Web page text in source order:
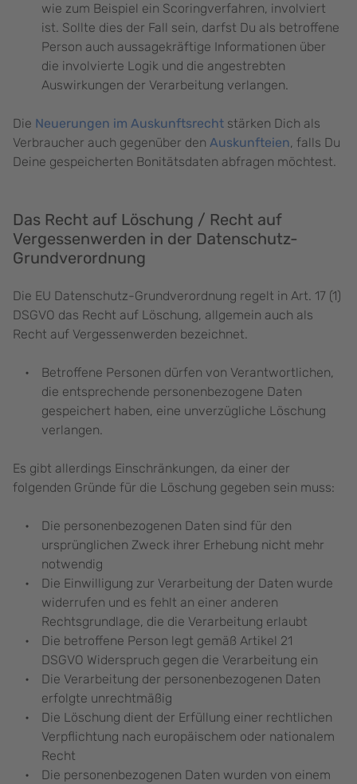
wie zum Beispiel ein Scoringverfahren, involviert
ist. Sollte dies der Fall sein, darfst Du als betroffene
Person auch aussagekräftige Informationen über
die involvierte Logik und die angestrebten
Auswirkungen der Verarbeitung verlangen.
Die Neuerungen im Auskunftsrecht stärken Dich als
Verbraucher auch gegenüber den Auskunfteien, falls Du
Deine gespeicherten Bonitätsdaten abfragen möchtest.
Das Recht auf Löschung / Recht auf
Vergessenwerden in der Datenschutz-
Grundverordnung
Die EU Datenschutz-Grundverordnung regelt in Art. 17 (1)
DSGVO das Recht auf Löschung, allgemein auch als
Recht auf Vergessenwerden bezeichnet.
Betroffene Personen dürfen von Verantwortlichen,
die entsprechende personenbezogene Daten
gespeichert haben, eine unverzügliche Löschung
verlangen.
Es gibt allerdings Einschränkungen, da einer der
folgenden Gründe für die Löschung gegeben sein muss:
Die personenbezogenen Daten sind für den
ursprünglichen Zweck ihrer Erhebung nicht mehr
notwendig
Die Einwilligung zur Verarbeitung der Daten wurde
widerrufen und es fehlt an einer anderen
Rechtsgrundlage, die die Verarbeitung erlaubt
Die betroffene Person legt gemäß Artikel 21
DSGVO Widerspruch gegen die Verarbeitung ein
Die Verarbeitung der personenbezogenen Daten
erfolgte unrechtmäßig
Die Löschung dient der Erfüllung einer rechtlichen
Verpflichtung nach europäischem oder nationalem
Recht
Die personenbezogenen Daten wurden von einem